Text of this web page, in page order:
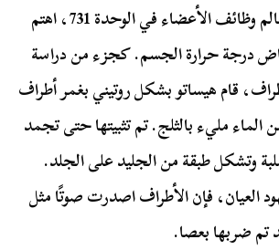
يوشيمورا هيساتو، عالم وظائف الأعضاء في الوحدة 731، اهتم
درجة حرارة الجسم. كجزء من دراسة
قام هيساتو بشكل روتيني بغمر أطراف
مليء بالثلج. تم تثبيتها حتى تجمد
وتشكل طبقة من الجليد على الجلد.
العيان، فإن الأطراف اصدرت صوتًا مثل
ضربها بعصا.